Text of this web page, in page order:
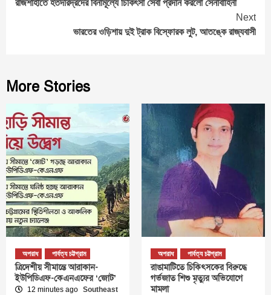
Reading
রাজশাহীতে হতদরিদ্রদের বিনামূল্যে চিকিৎসা সেবা প্রদান করলো সেনাবাহিনী
Next
ভারতের ওড়িশায় দুই ট্রাক বিস্ফোরক লুট, আতঙ্কে রাজ্যবাসী
More Stories
অপরাধ পার্বত্য চট্টগ্রাম
ত্রিদেশীয় সীমান্তে আরাকান-
ইউপিডিএফ-কেএনএফের ‘জোট’
12 minutes ago Southeast
অপরাধ পার্বত্য চট্টগ্রাম
রাঙামাটিতে চিকিৎসকের বিরুদ্ধে
গর্ভজাত শিশু মৃত্যুর অভিযোগে
মামলা